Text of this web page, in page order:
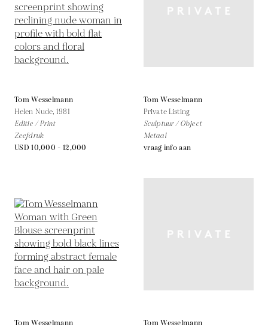
Tom Wesselmann
Helen Nude,1981
Editie / Print
Zeefdruk
USD 10,000 - 12,000
Tom Wesselmann
Private Listing
Sculptuur / Object
Metaal
vraag info aan
Tom Wesselmann
Tom Wesselmann